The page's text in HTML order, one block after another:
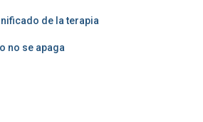
de la terapia
no se apaga